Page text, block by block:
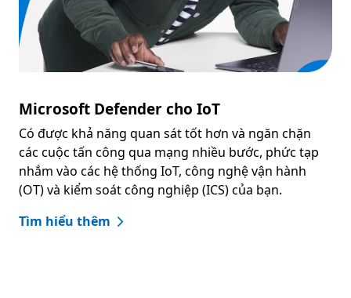
Microsoft Defender cho IoT
Có được khả năng quan sát tốt hơn và ngăn chặn
các cuộc tấn công qua mạng nhiều bước, phức tạp
nhắm vào các hệ thống IoT, công nghệ vận hành
(OT) và kiểm soát công nghiệp (ICS) của bạn.
Tìm hiểu thêm